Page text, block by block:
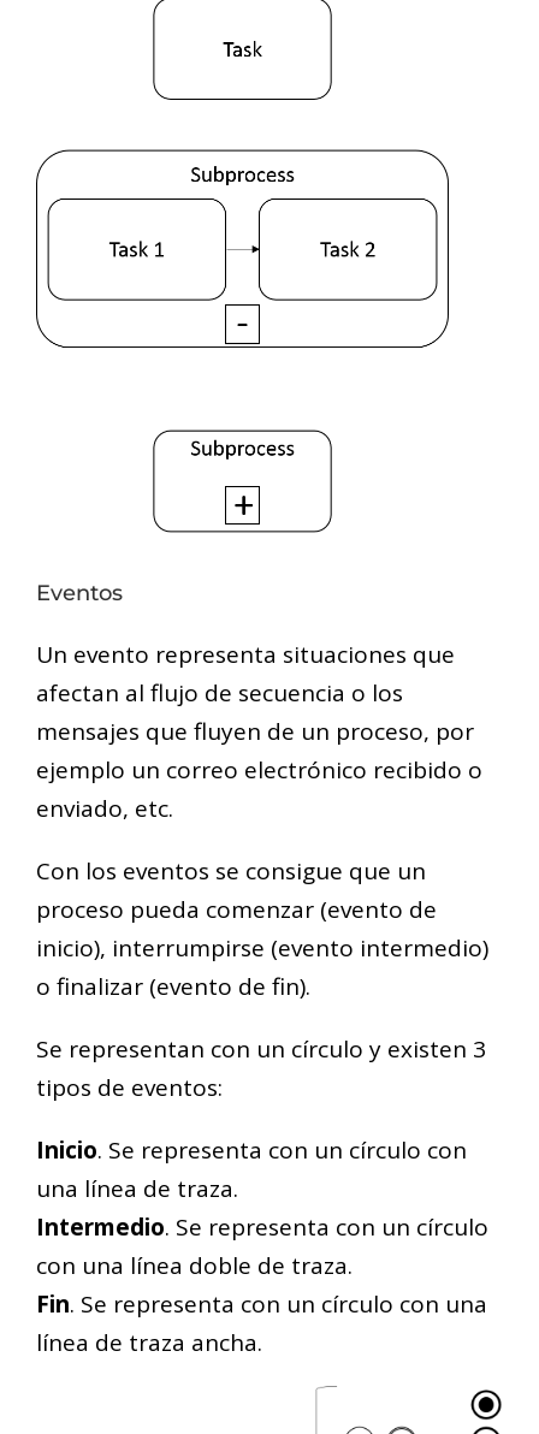
Eventos
Un evento representa situaciones que
afectan al flujo de secuencia o los
mensajes que fluyen de un proceso, por
ejemplo un correo electrónico recibido o
enviado, etc.
Con los eventos se consigue que un
proceso pueda comenzar (evento de
inicio), interrumpirse (evento intermedio)
o finalizar (evento de fin).
Se representan con un círculo y existen 3
tipos de eventos:
Inicio. Se representa con un círculo con
una línea de traza.
Intermedio. Se representa con un círculo
con una línea doble de traza.
Fin. Se representa con un círculo con una
línea de traza ancha.